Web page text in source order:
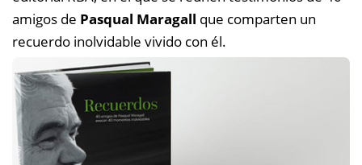
amigos de Pasqual Maragall que comparten un
recuerdo inolvidable vivido con él.